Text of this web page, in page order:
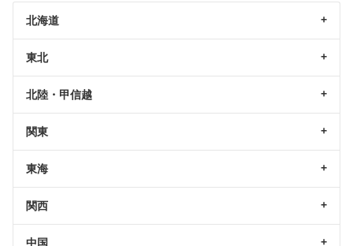
北海道
東北
北陸・甲信越
関東
東海
関西
中国